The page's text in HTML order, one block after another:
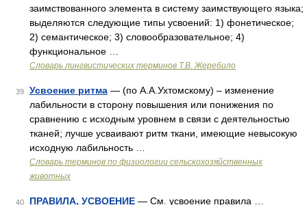
заимствованного элемента в систему заимствующего языка;
выделяются следующие типы усвоений: 1) фонетическое;
2) семантическое; 3) словообразовательное; 4)
функциональное …
Словарь лингвистических терминов Т.В. Жеребило
39 Усвоение ритма — (по А.А.Ухтомскому) – изменение
лабильности в сторону повышения или понижения по
сравнению с исходным уровнем в связи с деятельностью
тканей; лучше усваивают ритм ткани, имеющие невысокую
исходную лабильность …
Словарь терминов по физиологии сельскохозяйственных
животных
40 ПРАВИЛА, УСВОЕНИЕ — См. усвоение правила …